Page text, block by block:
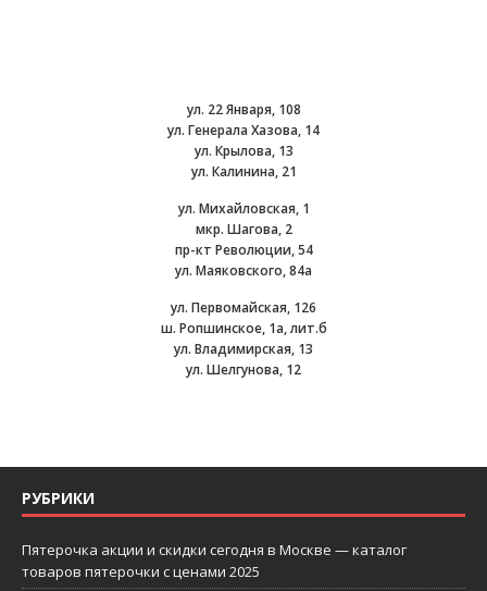
ул. 22 Января, 108
ул. Генерала Хазова, 14
ул. Крылова, 13
ул. Калинина, 21
ул. Михайловская, 1
мкр. Шагова, 2
пр-кт Революции, 54
ул. Маяковского, 84а
ул. Первомайская, 126
ш. Ропшинское, 1а, лит.б
ул. Владимирская, 13
ул. Шелгунова, 12
РУБРИКИ
Пятерочка акции и скидки сегодня в Москве — каталог
товаров пятерочки с ценами 2025